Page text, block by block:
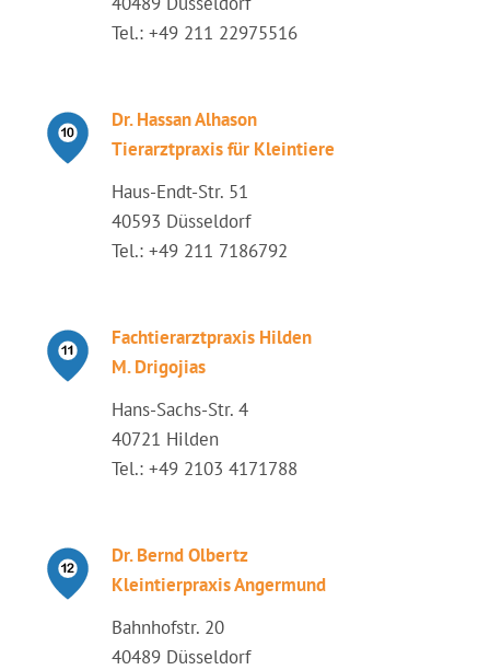
Tel.: +49 211 22975516
Dr. Hassan Alhason
Tierarztpraxis für Kleintiere
Haus-Endt-Str. 51
40593 Düsseldorf
Tel.: +49 211 7186792
Fachtierarztpraxis Hilden
M. Drigojias
Hans-Sachs-Str. 4
40721 Hilden
Tel.: +49 2103 4171788
Dr. Bernd Olbertz
Kleintierpraxis Angermund
Bahnhofstr. 20
40489 Düsseldorf